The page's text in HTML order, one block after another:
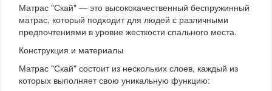
Матрас "Скай" — это высококачественный беспружинный
матрас, который подходит для людей с различными
предпочтениями в уровне жесткости спального места.
Конструкция и материалы
Матрас "Скай" состоит из нескольких слоев, каждый из
которых выполняет свою уникальную функцию: